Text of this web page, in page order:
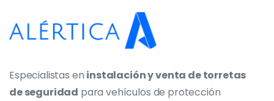
Especialistas en instalación y venta de torretas
de seguridad para vehículos de protección